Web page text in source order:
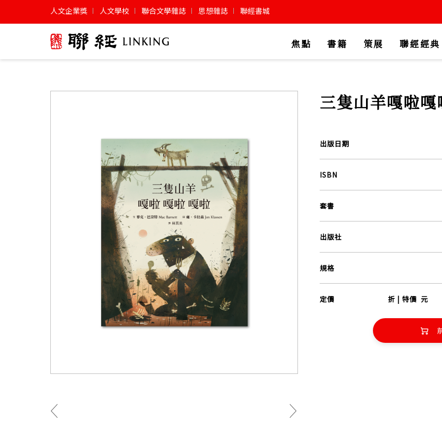
人文企業獎 人文學校 聯合文學雜誌 思想雜誌 聯經書城
焦點 書籍 策展 聯經經典
三隻山羊嘎啦
出版日期
ISBN
套書
出版社
規格
定價 折 | 特價 元